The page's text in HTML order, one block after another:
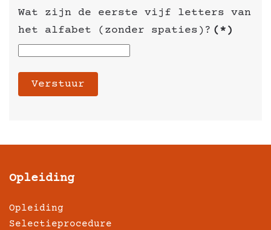
Wat zijn de eerste vijf letters van
het alfabet (zonder spaties)? (*)
Verstuur
Opleiding
Opleiding
Selectieprocedure